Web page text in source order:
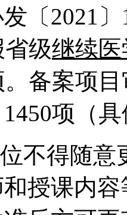
〔2021
省级继续
备案项
项（
不得随意
授课内